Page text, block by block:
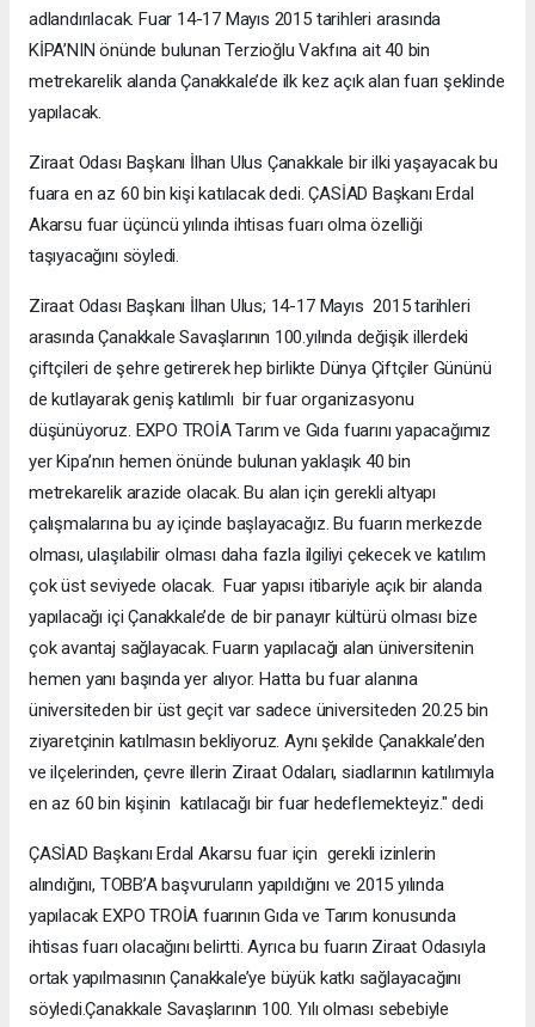
adlandırılacak. Fuar 14-17 Mayıs 2015 tarihleri arasında
KİPA’NIN önünde bulunan Terzioğlu Vakfına ait 40 bin
metrekarelik alanda Çanakkale’de ilk kez açık alan fuarı şeklinde
yapılacak.
Ziraat Odası Başkanı İlhan Ulus Çanakkale bir ilki yaşayacak bu
fuara en az 60 bin kişi katılacak dedi. ÇASİAD Başkanı Erdal
Akarsu fuar üçüncü yılında ihtisas fuarı olma özelliği
taşıyacağını söyledi.
Ziraat Odası Başkanı İlhan Ulus; 14-17 Mayıs 2015 tarihleri
arasında Çanakkale Savaşlarının 100.yılında değişik illerdeki
çiftçileri de şehre getirerek hep birlikte Dünya Çiftçiler Gününü
de kutlayarak geniş katılımlı bir fuar organizasyonu
düşünüyoruz. EXPO TROİA Tarım ve Gıda fuarını yapacağımız
yer Kipa’nın hemen önünde bulunan yaklaşık 40 bin
metrekarelik arazide olacak. Bu alan için gerekli altyapı
çalışmalarına bu ay içinde başlayacağız. Bu fuarın merkezde
olması, ulaşılabilir olması daha fazla ilgiliyi çekecek ve katılım
çok üst seviyede olacak. Fuar yapısı itibariyle açık bir alanda
yapılacağı içi Çanakkale’de de bir panayır kültürü olması bize
çok avantaj sağlayacak. Fuarın yapılacağı alan üniversitenin
hemen yanı başında yer alıyor. Hatta bu fuar alanına
üniversiteden bir üst geçit var sadece üniversiteden 20.25 bin
ziyaretçinin katılmasın bekliyoruz. Aynı şekilde Çanakkale’den
ve ilçelerinden, çevre illerin Ziraat Odaları, siadlarının katılımıyla
en az 60 bin kişinin katılacağı bir fuar hedeflemekteyiz." dedi
ÇASİAD Başkanı Erdal Akarsu fuar için gerekli izinlerin
alındığını, TOBB’A başvuruların yapıldığını ve 2015 yılında
yapılacak EXPO TROİA fuarının Gıda ve Tarım konusunda
ihtisas fuarı olacağını belirtti. Ayrıca bu fuarın Ziraat Odasıyla
ortak yapılmasının Çanakkale’ye büyük katkı sağlayacağını
söyledi.Çanakkale Savaşlarının 100. Yılı olması sebebiyle